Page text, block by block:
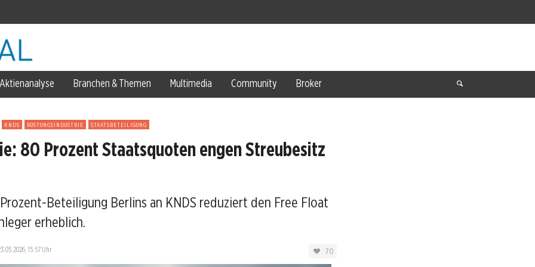
Aktienanalyse Branchen & Themen Multimedia Community Broker
KNDS RÜSTUNGSINDUSTRIE STAATSBETEILIGUNG
80 Prozent Staatsquoten engen Streubesitz
Beteiligung Berlins an KNDS reduziert den Free Float
erheblich.
15:57 Uhr 70